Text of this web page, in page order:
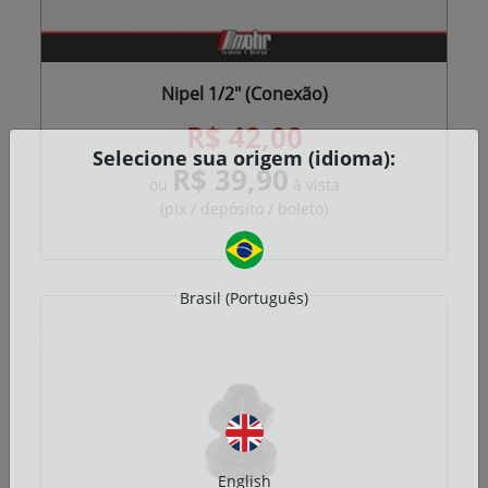
Nipel 1/2" (Conexão)
R$ 42,00
ou R$ 39,90 à vista
(pix / depósito / boleto)
Selecione sua origem (idioma):
Brasil (Português)
English